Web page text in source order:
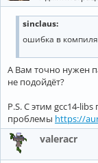
sinclaus:
ошибка в
А Вам точно нужен
не подойдёт?
P.S. С этим gcc14-
проблемы https://
valeracr